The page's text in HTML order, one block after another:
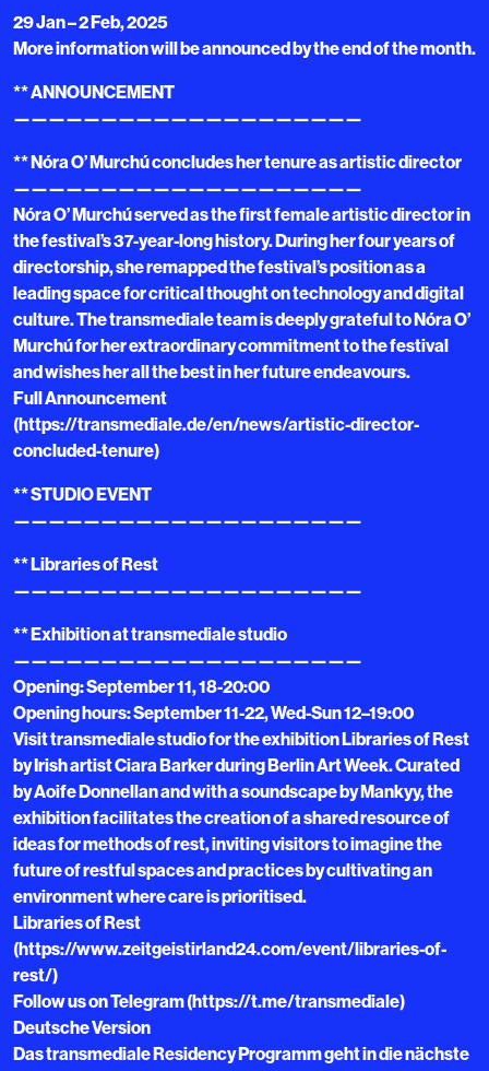
29 Jan – 2 Feb, 2025
More information will be announced by the end of the month.
** ANNOUNCEMENT
————————————————————
** Nóra O’ Murchú concludes her tenure as artistic director
————————————————————
Nóra O’ Murchú served as the first female artistic director in
the festival’s 37-year-long history. During her four years of
directorship, she remapped the festival’s position as a
leading space for critical thought on technology and digital
culture. The transmediale team is deeply grateful to Nóra O’
Murchú for her extraordinary commitment to the festival
and wishes her all the best in her future endeavours.
Full Announcement
(https://transmediale.de/en/news/artistic-director-
concluded-tenure)
** STUDIO EVENT
————————————————————
** Libraries of Rest
————————————————————
** Exhibition at transmediale studio
————————————————————
Opening: September 11, 18-20:00
Opening hours: September 11-22, Wed-Sun 12–19:00
Visit transmediale studio for the exhibition Libraries of Rest
by Irish artist Ciara Barker during Berlin Art Week. Curated
by Aoife Donnellan and with a soundscape by Mankyy, the
exhibition facilitates the creation of a shared resource of
ideas for methods of rest, inviting visitors to imagine the
future of restful spaces and practices by cultivating an
environment where care is prioritised.
Libraries of Rest
(https://www.zeitgeistirland24.com/event/libraries-of-
rest/)
Follow us on Telegram (https://t.me/transmediale)
Deutsche Version
Das transmediale Residency Programm geht in die nächste